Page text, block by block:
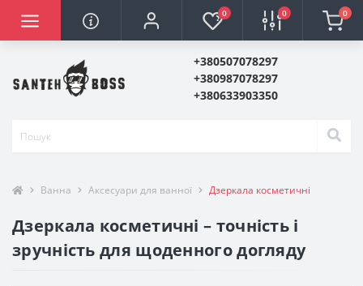
0 0 0
+380507078297
+380987078297
+380633903350
Ванна Аксесуари для ванної Дзеркала косметичні
Дзеркала косметичні – точність і
зручність для щоденного догляду